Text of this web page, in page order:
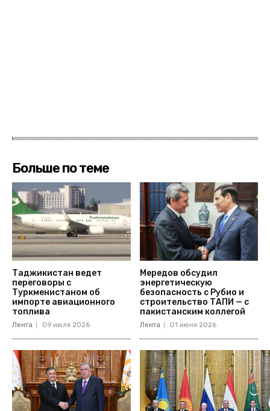
Больше по теме
Таджикистан ведет
переговоры с
Туркменистаном об
импорте авиационного
топлива
Лента 09 июля 2026
Мередов обсудил
энергетическую
безопасность с Рубио и
строительство ТАПИ — с
пакистанским коллегой
Лента 01 июня 2026